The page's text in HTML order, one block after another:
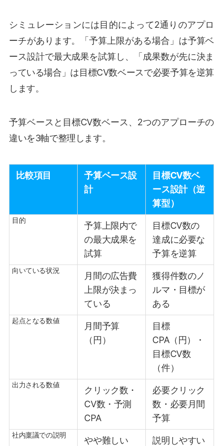
シミュレーションには目的によって2通りのアプロ
ーチがあります。「予算上限がある場合」は予算ベ
ース設計で最大成果を試算し、「成果数が先に決ま
っている場合」は目標CV数ベースで必要予算を逆算
します。
予算ベースと目標CV数ベース、2つのアプローチの
違いを3軸で整理します。
比較項目
予算ベース設
計
目標CV数ベ
ース設計（逆
算型）
目的
予算上限内で
の最大成果を
試算
目標CV数の
達成に必要な
予算を逆算
向いている状況
月間の広告費
上限が決まっ
ている
獲得件数のノ
ルマ・目標が
ある
起点となる数値
月間予算
（円）
目標
CPA（円）・
目標CV数
（件）
出力される数値
クリック数・
CV数・予測
CPA
必要クリック
数・必要月間
予算
社内稟議での説明
やや難しい
説明しやすい